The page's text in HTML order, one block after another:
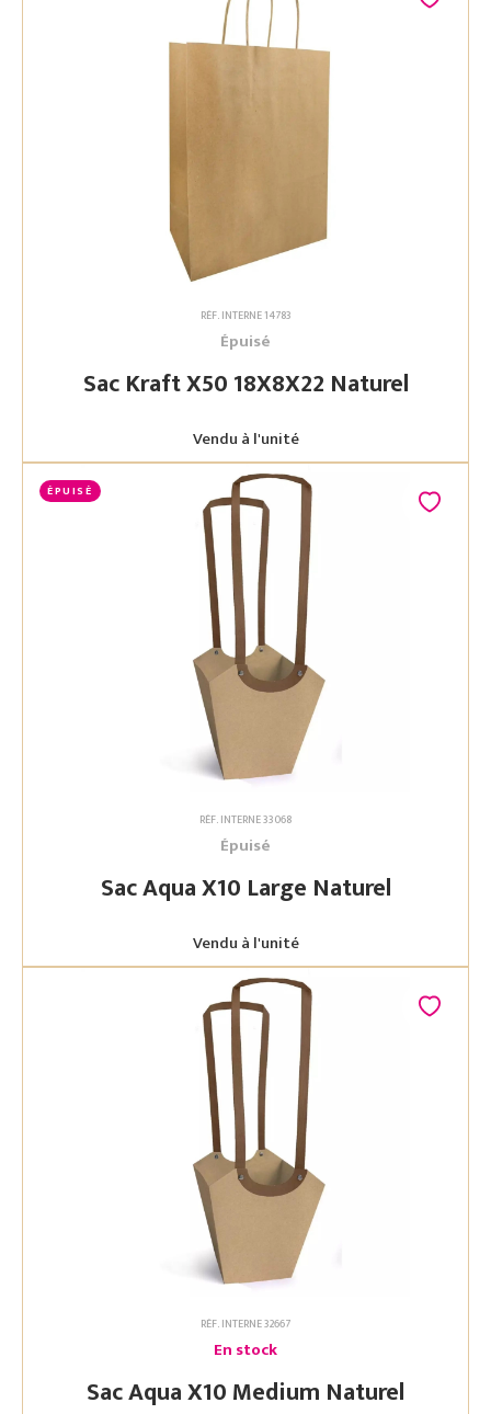
RÉF. INTERNE 14783
Épuisé
Sac Kraft X50 18X8X22 Naturel
Vendu à l'unité
ÉPUISÉ
RÉF. INTERNE 33068
Épuisé
Sac Aqua X10 Large Naturel
Vendu à l'unité
RÉF. INTERNE 32667
En stock
Sac Aqua X10 Medium Naturel